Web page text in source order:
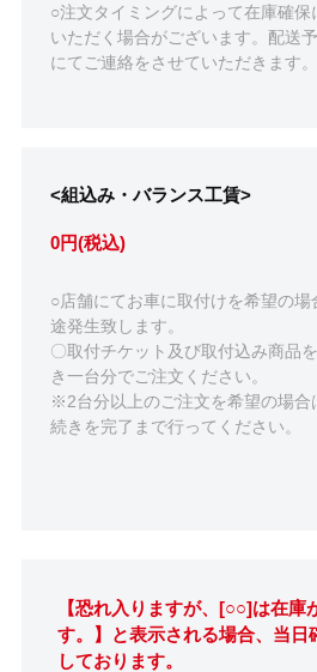
○注文タイミングによって在庫確
いただく場合がございます。配送
にてご連絡をさせていただきます。
<組込み・バランス工賃>
0円(税込)
○店舗にてお車に取付けを希望の場
途発生致します。
〇取付チケット及び取付込み商品
き一台分でご注文ください。
※2台分以上のご注文を希望の場合
続きを完了まで行ってください。
【恐れ入りますが、[○○]は在庫
す。】と表示される場合、当日
しております。